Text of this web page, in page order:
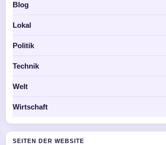
Blog
Lokal
Politik
Technik
Welt
Wirtschaft
SEITEN DER WEBSITE